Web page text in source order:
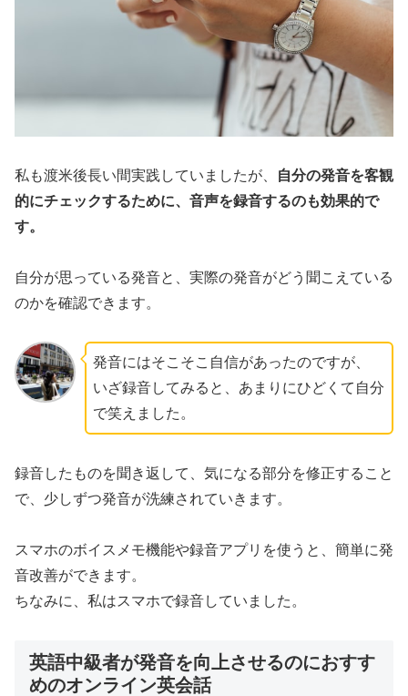
私も渡米後長い間実践していましたが、
自分の発音を客観
的にチェックするために、音声を録音するのも効果的で
す。
自分が思っている発音と、実際の発音がどう聞こえている
のかを確認できます。
発音にはそこそこ自信があったのですが、
いざ録音してみると、あまりにひどくて自分
で笑えました。
録音したものを聞き返して、気になる部分を修正すること
で、少しずつ発音が洗練されていきます。
スマホのボイスメモ機能や録音アプリを使うと、簡単に発
音改善ができます。
ちなみに、私はスマホで録音していました。
英語中級者が発音を向上させるのにおすす
めのオンライン英会話